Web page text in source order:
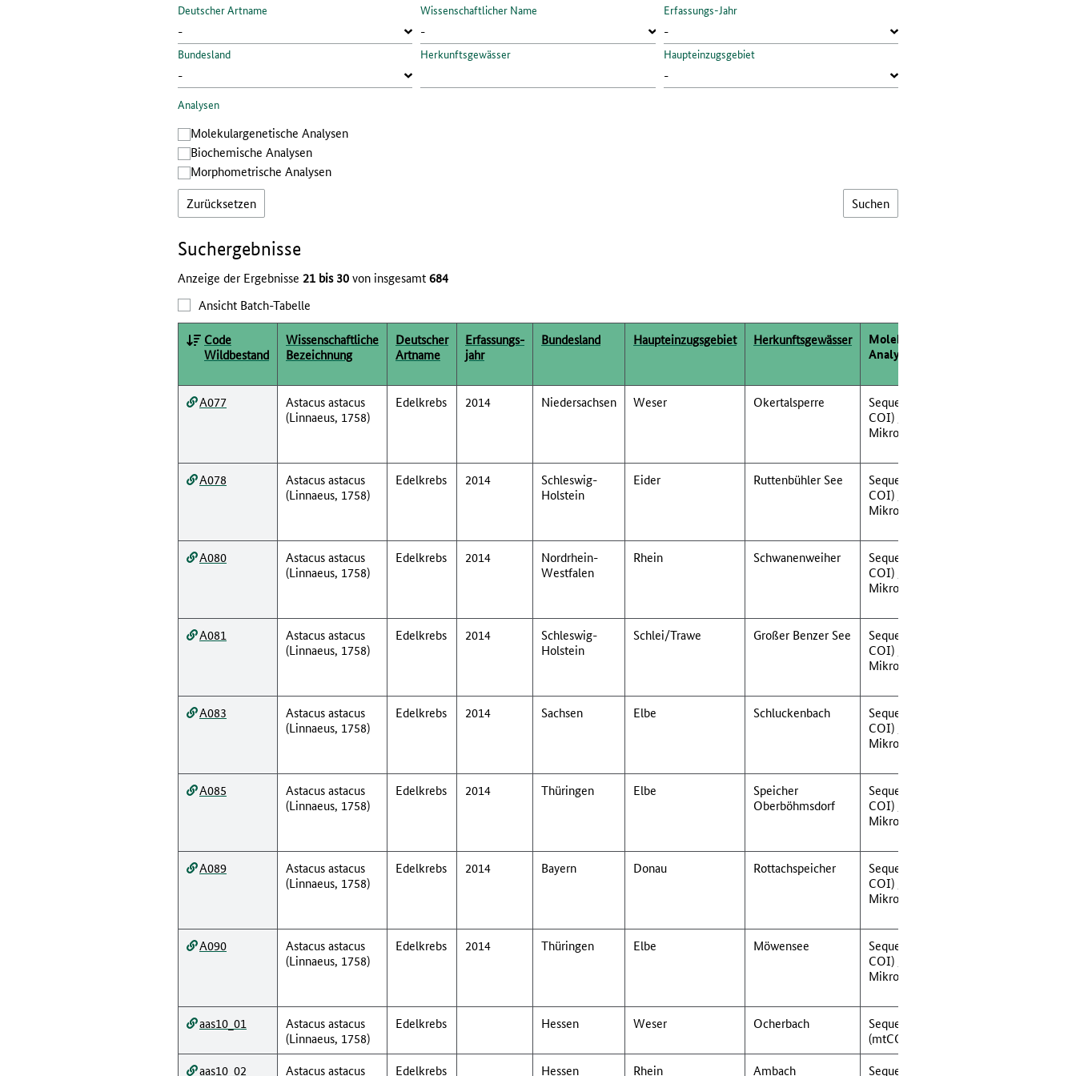
Deutscher Artname Wissenschaftlicher Name Erfassungs-Jahr
Bundesland Herkunftsgewässer Haupteinzugsgebiet
Analysen
Molekular­genetische Analysen
Bio­chemische Analysen
Morphometrische Analysen
Zurücksetzen
Such­ergebnisse
Anzeige der Ergebnisse 21 bis 30von insgesamt684
Ansicht Batch-Tabelle
Code
Wildbestand
Wissenschaftliche
Bezeichnung
Deutscher
Artname
Erfassungs­
jahr
Bundesland Haupteinzugsgebiet Herkunftsgewässer
Molekular­genetische
Analysen
A077
Astacus astacus
(Linnaeus, 1758)
Edelkrebs 2014 Niedersachsen Weser Okertalsperre
Sequenzanalyse (mt-
COI) /
Mikrosatellitenanalyse
A078
Astacus astacus
(Linnaeus, 1758)
Edelkrebs 2014
Schleswig-
Holstein
Eider Ruttenbühler See
Sequenzanalyse (mt-
COI) /
Mikrosatellitenanalyse
A080
Astacus astacus
(Linnaeus, 1758)
Edelkrebs 2014
Nordrhein-
Westfalen
Rhein Schwanenweiher
Sequenzanalyse (mt-
COI) /
Mikrosatellitenanalyse
A081
Astacus astacus
(Linnaeus, 1758)
Edelkrebs 2014
Schleswig-
Holstein
Schlei/Trawe Großer Benzer See
Sequenzanalyse (mt-
COI) /
Mikrosatellitenanalyse
A083
Astacus astacus
(Linnaeus, 1758)
Edelkrebs 2014 Sachsen Elbe Schluckenbach
Sequenzanalyse (mt-
COI) /
Mikrosatellitenanalyse
A085
Astacus astacus
(Linnaeus, 1758)
Edelkrebs 2014 Thüringen Elbe
Speicher
Oberböhmsdorf
Sequenzanalyse (mt-
COI) /
Mikrosatellitenanalyse
A089
Astacus astacus
(Linnaeus, 1758)
Edelkrebs 2014 Bayern Donau Rottachspeicher
Sequenzanalyse (mt-
COI) /
Mikrosatellitenanalyse
A090
Astacus astacus
(Linnaeus, 1758)
Edelkrebs 2014 Thüringen Elbe Möwensee
Sequenzanalyse (mt-
COI) /
Mikrosatellitenanalyse
aas10_01
Astacus astacus
(Linnaeus, 1758)
Edelkrebs Hessen Weser Ocherbach
Sequenzanalyse
(mtCOI & 16S-rRNA)
aas10_02
Astacus astacus
Edelkrebs Hessen Rhein Ambach
Sequenzanalyse